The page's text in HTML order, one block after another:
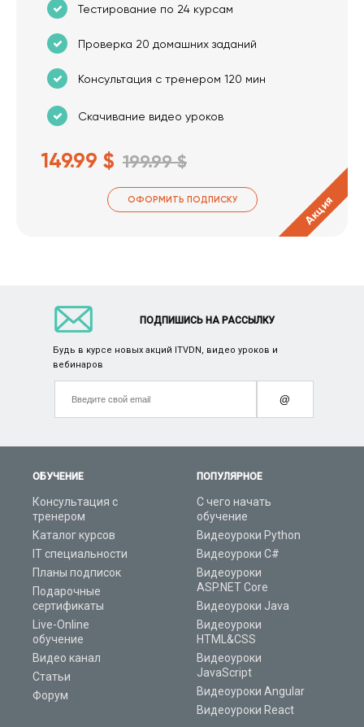
Тестирование по 24 курсам
Проверка 20 домашних заданий
Консультация с тренером 120 мин
Скачивание видео уроков
149.99 $ 199.99 $
ОФОРМИТЬ ПОДПИСКУ Акция
ОБУЧЕНИЕ
Консультация с
тренером
Каталог курсов
IT специальности
Планы подписок
Подарочные
сертификаты
Live-Online
обучение
Видео канал
Статьи
Форум
ПОПУЛЯРНОЕ
С чего начать
обучение
Видеоуроки Python
Видеоуроки C#
Видеоуроки
ASP.NET Core
Видеоуроки Java
Видеоуроки
HTML&CSS
Видеоуроки
JavaScript
Видеоуроки Angular
Видеоуроки React
ПОДПИШИСЬ НА РАССЫЛКУ
Будь в курсе новых акций ITVDN, видео уроков и
вебинаров
@